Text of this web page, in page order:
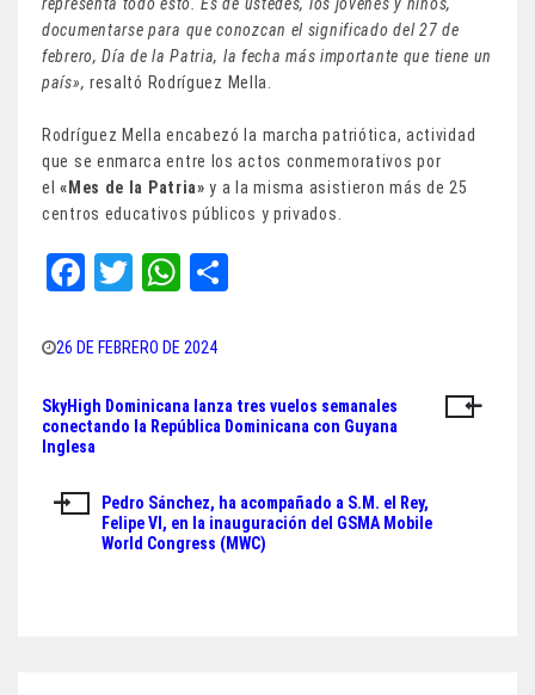
representa todo esto. Es de ustedes, los jóvenes y niños,
documentarse para que conozcan el significado del 27 de
febrero, Día de la Patria, la fecha más importante que tiene un
país», resaltó Rodríguez Mella.
Rodríguez Mella encabezó la marcha patriótica, actividad
que se enmarca entre los actos conmemorativos por
el«Mes de la Patria» y a la misma asistieron más de 25
centros educativos públicos y privados.
Fa
bo
ok
T
tt
er
W
ts
A
pp
26 DE FEBRERO DE 2024
Navegación
de
entradas
SkyHigh Dominicana lanza tres vuelos semanales
conectando la República Dominicana con Guyana
Inglesa
Pedro Sánchez, ha acompañado a S.M. el Rey,
Felipe VI, en la inauguración del GSMA Mobile
World Congress (MWC)